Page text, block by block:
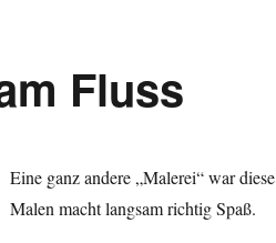
Fluss
Eine ganz andere „Malerei“ war
Malen macht langsam richtig Spaß.